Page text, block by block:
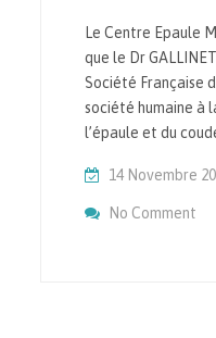
Le Centre Epaule
que le Dr
Société Française
société humaine à
l’épaule et du
14 Novembre
No Comment